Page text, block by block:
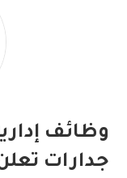
وظائف
جدارات